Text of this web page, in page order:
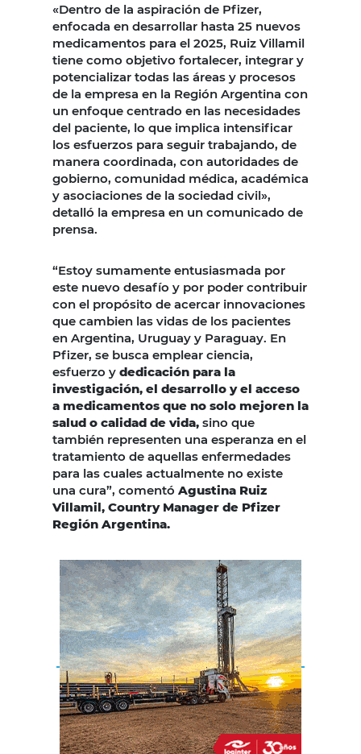
«Dentro de la aspiración de Pfizer,
enfocada en desarrollar hasta 25 nuevos
medicamentos para el 2025, Ruiz Villamil
tiene como objetivo fortalecer, integrar y
potencializar todas las áreas y procesos
de la empresa en la Región Argentina con
un enfoque centrado en las necesidades
del paciente, lo que implica intensificar
los esfuerzos para seguir trabajando, de
manera coordinada, con autoridades de
gobierno, comunidad médica, académica
y asociaciones de la sociedad civil»,
detalló la empresa en un comunicado de
prensa.
“Estoy sumamente entusiasmada por
este nuevo desafío y por poder contribuir
con el propósito de acercar innovaciones
que cambien las vidas de los pacientes
en Argentina, Uruguay y Paraguay. En
Pfizer, se busca emplear ciencia,
esfuerzo y dedicación para la
investigación, el desarrollo y el acceso
a medicamentos que no solo mejoren la
salud o calidad de vida, sino que
también representen una esperanza en el
tratamiento de aquellas enfermedades
para las cuales actualmente no existe
una cura”, comentó Agustina Ruiz
Villamil, Country Manager de Pfizer
Región Argentina.